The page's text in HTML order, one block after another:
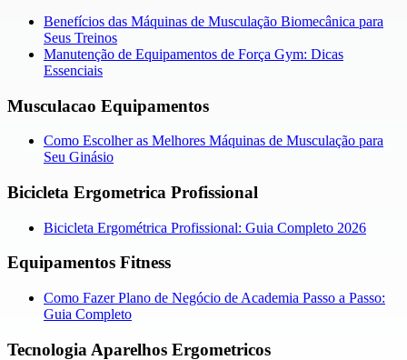
Benefícios das Máquinas de Musculação Biomecânica para
Seus Treinos
Manutenção de Equipamentos de Força Gym: Dicas
Essenciais
Musculacao Equipamentos
Como Escolher as Melhores Máquinas de Musculação para
Seu Ginásio
Bicicleta Ergometrica Profissional
Bicicleta Ergométrica Profissional: Guia Completo 2026
Equipamentos Fitness
Como Fazer Plano de Negócio de Academia Passo a Passo:
Guia Completo
Tecnologia Aparelhos Ergometricos